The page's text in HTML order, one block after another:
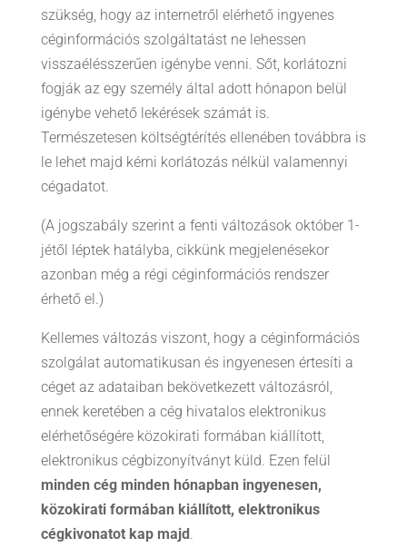
szükség, hogy az internetről elérhető ingyenes
céginformációs szolgáltatást ne lehessen
visszaélésszerűen igénybe venni. Sőt, korlátozni
fogják az egy személy által adott hónapon belül
igénybe vehető lekérések számát is.
Természetesen költségtérítés ellenében továbbra is
le lehet majd kérni korlátozás nélkül valamennyi
cégadatot.
(A jogszabály szerint a fenti változások október 1-
jétől léptek hatályba, cikkünk megjelenésekor
azonban még a régi céginformációs rendszer
érhető el.)
Kellemes változás viszont, hogy a céginformációs
szolgálat automatikusan és ingyenesen értesíti a
céget az adataiban bekövetkezett változásról,
ennek keretében a cég hivatalos elektronikus
elérhetőségére közokirati formában kiállított,
elektronikus cégbizonyítványt küld. Ezen felül
minden cég minden hónapban ingyenesen,
közokirati formában kiállított, elektronikus
cégkivonatot kap majd.